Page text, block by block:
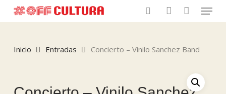
to
content
searchaccount
Menu
Inicio Entradas Concierto – Vinilo Sanchez Band